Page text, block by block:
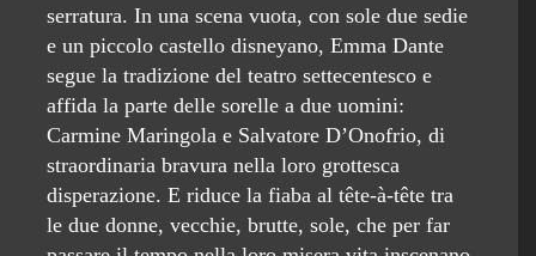
serratura. In una scena vuota, con sole due sedie
e un piccolo castello disneyano, Emma Dante
segue la tradizione del teatro settecentesco e
affida la parte delle sorelle a due uomini:
Carmine Maringola e Salvatore D’Onofrio, di
straordinaria bravura nella loro grottesca
disperazione. E riduce la fiaba al tête-à-tête tra
le due donne, vecchie, brutte, sole, che per far